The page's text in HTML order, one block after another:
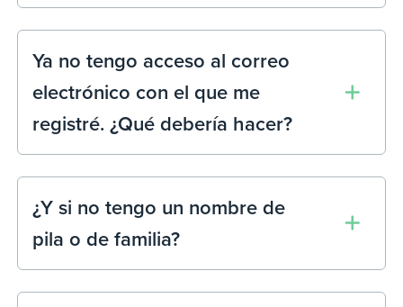
Ya no tengo acceso al correo
electrónico con el que me
registré. ¿Qué debería hacer?
¿Y si no tengo un nombre de
pila o de familia?